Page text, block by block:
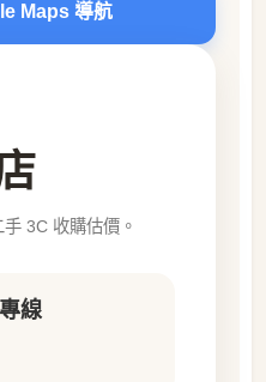
Maps 導航
3C 收購估價。
線